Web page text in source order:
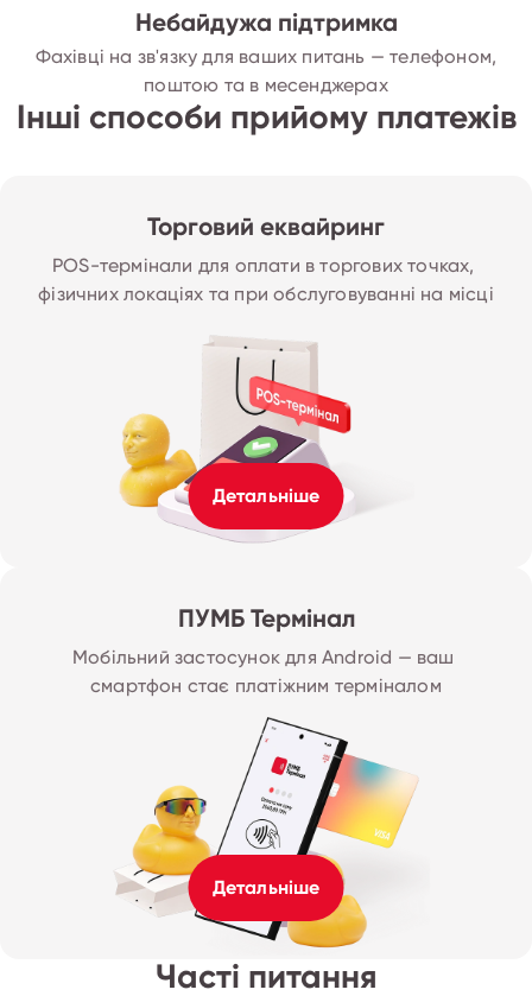
Небайдужа підтримка
Фахівці на зв'язку для ваших питань — телефоном,
поштою та в месенджерах
Інші способи прийому платежів
Торговий еквайринг
POS-термінали для оплати в торгових точках,
фізичних локаціях та при обслуговуванні на місці
Детальніше
ПУМБ Термінал
Мобільний застосунок для Android — ваш
смартфон стає платіжним терміналом
Детальніше
Часті питання